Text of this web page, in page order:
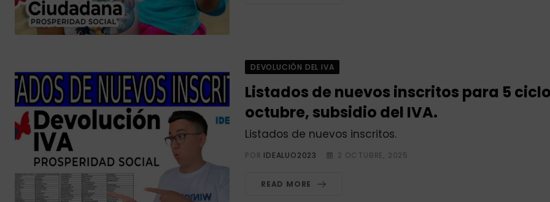
DEVOLUCIÓN DEL IVA
Listados de nuevos inscritos para 5
octubre, subsidio del IVA.
Listados de nuevos inscritos.
POR IDEALUO2023 2 OCTUBRE, 2025
READ MORE